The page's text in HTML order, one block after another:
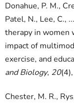
Donahue, P. M.,
Patel, N., Lee, C.,
therapy in women
impact of
exercise, and
and Biology, 20
Chester, M. R.,